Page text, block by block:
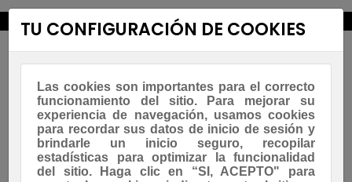
Navegación
TU CONFIGURACIÓN DE COOKIES
Las cookies son importantes para el correcto
funcionamiento del sitio. Para mejorar su
experiencia de navegación, usamos cookies
para recordar sus datos de inicio de sesión y
brindarle un inicio seguro, recopilar
estadísticas para optimizar la funcionalidad
del sitio. Haga clic en “SI, ACEPTO" para